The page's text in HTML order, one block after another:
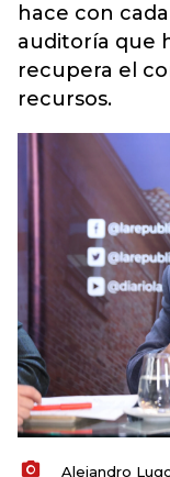
hace con
auditoría que
recupera el
recursos.
Alejandro